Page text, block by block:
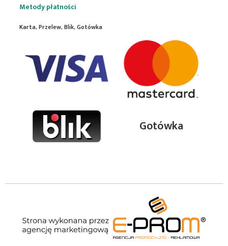
Metody płatności
Karta, Przelew, Blik, Gotówka
Gotówka